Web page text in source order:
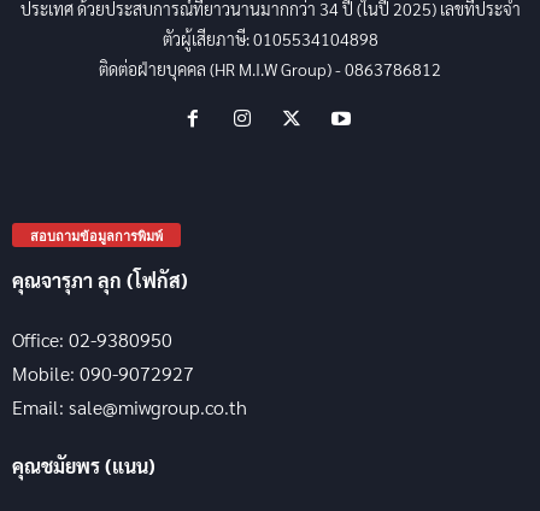
ประเทศ ด้วยประสบการณ์ที่ยาวนานมากกว่า 34 ปี (ในปี 2025) เลขที่ประจำ
ตัวผู้เสียภาษี: 0105534104898
ติดต่อฝ่ายบุคคล (HR M.I.W Group) - 0863786812
สอบถามข้อมูลการพิมพ์
คุณจารุภา ลุก (โฟกัส)
Office: 02-9380950
Mobile: 090-9072927
Email: sale@miwgroup.co.th
คุณชมัยพร (แนน)